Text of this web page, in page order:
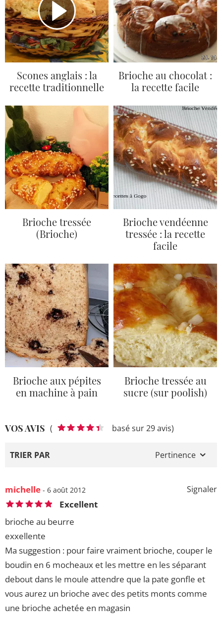
Scones anglais : la
recette traditionnelle
Brioche au chocolat :
la recette facile
Brioche tressée
(Brioche)
Brioche vendéenne
tressée : la recette
facile
Brioche aux pépites
en machine à pain
Brioche tressée au
sucre (sur poolish)
VOS AVIS ( basé sur 29 avis)
TRIER PAR Pertinence
Signaler
michelle - 6 août 2012
Excellent
brioche au beurre
exxellente
Ma suggestion : pour faire vraiment brioche, couper le
boudin en 6 mocheaux et les mettre en les séparant
debout dans le moule attendre que la pate gonfle et
vous aurez un brioche avec des petits monts comme
une brioche achetée en magasin